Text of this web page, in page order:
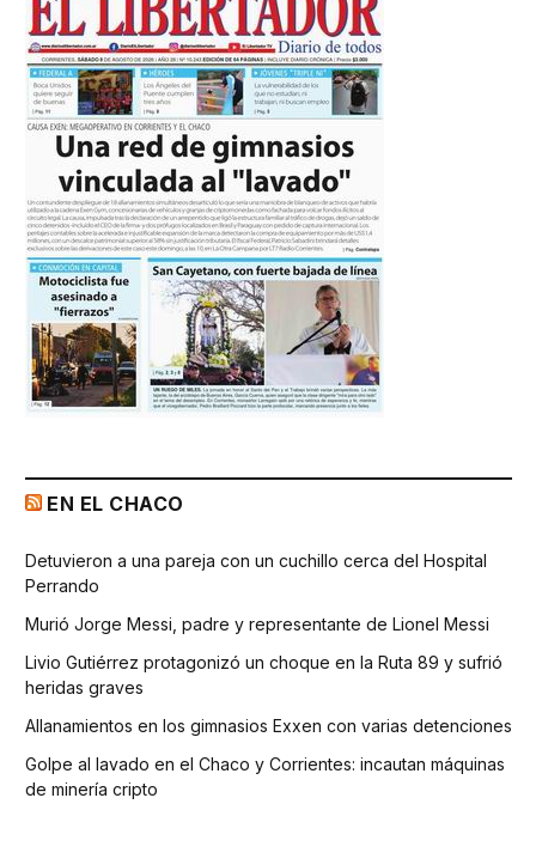
EN EL CHACO
Detuvieron a una pareja con un cuchillo cerca del Hospital
Perrando
Murió Jorge Messi, padre y representante de Lionel Messi
Livio Gutiérrez protagonizó un choque en la Ruta 89 y sufrió
heridas graves
Allanamientos en los gimnasios Exxen con varias detenciones
Golpe al lavado en el Chaco y Corrientes: incautan máquinas
de minería cripto